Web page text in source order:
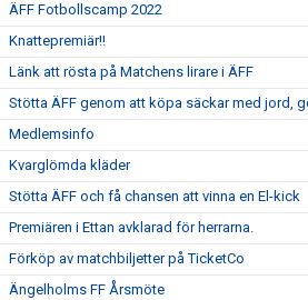
ÄFF Fotbollscamp 2022
Knattepremiär!!
Länk att rösta på Matchens lirare i ÄFF
Stötta ÄFF genom att köpa säckar med jord,
Medlemsinfo
Kvarglömda kläder
Stötta ÄFF och få chansen att vinna en El-kick
Premiären i Ettan avklarad för herrarna.
Förköp av matchbiljetter på TicketCo
Ängelholms FF Årsmöte